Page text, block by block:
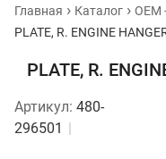
Главная Каталог OEM
PLATE, R. ENGINE
PLATE, R.
Артикул: 480-
296501